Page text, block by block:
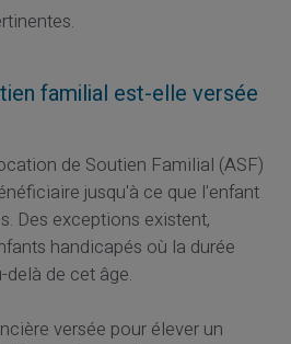
familial est-elle versée
de Soutien Familial (ASF)
jusqu'à ce que l'enfant
Des exceptions existent,
handicapés où la durée
de cet âge.
versée pour élever un